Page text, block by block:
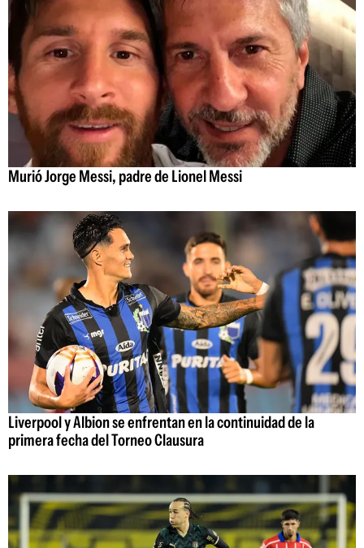
Murió Jorge Messi, padre de Lionel Messi
Liverpool y Albion se enfrentan en la continuidad de la
primera fecha del Torneo Clausura